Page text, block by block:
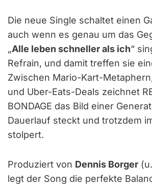
Die neue Single schaltet einen
auch wenn es genau um das
„Alle leben schneller als ich“
Refrain, und damit treffen sie
Zwischen Mario-Kart-
und Uber-Eats-Deals zeichnet
BONDAGE das Bild einer
Dauerlauf steckt und trotzdem
stolpert.
Produziert von Dennis Borger
legt der Song die perfekte